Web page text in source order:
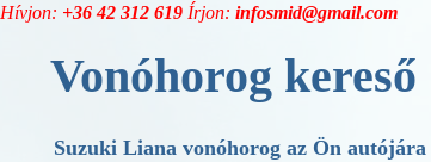
Hívjon: +36 42 312 619 Írjon: infosmid@gmail.com
Vonóhorog kereső
Suzuki Liana vonóhorog az Ön autójára